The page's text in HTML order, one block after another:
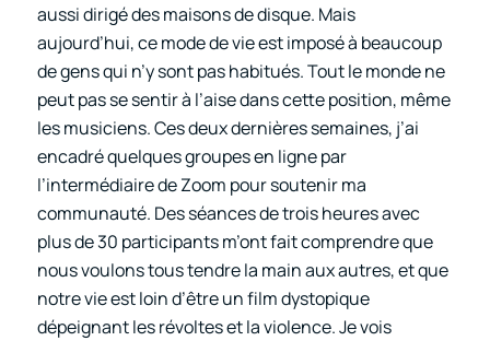
aussi dirigé des maisons de disque. Mais
aujourd’hui, ce mode de vie est imposé à beaucoup
de gens qui n’y sont pas habitués. Tout le monde ne
peut pas se sentir à l’aise dans cette position, même
les musiciens. Ces deux dernières semaines, j’ai
encadré quelques groupes en ligne par
l’intermédiaire de Zoom pour soutenir ma
communauté. Des séances de trois heures avec
plus de 30 participants m’ont fait comprendre que
nous voulons tous tendre la main aux autres, et que
notre vie est loin d’être un film dystopique
dépeignant les révoltes et la violence. Je vois